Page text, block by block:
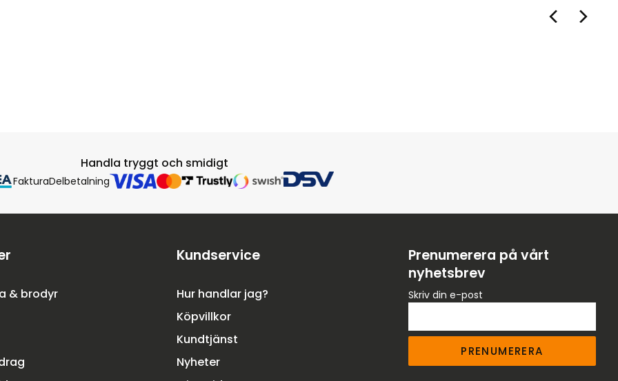
Handla tryggt och smidigt
FakturaDelbetalning
Prenumerera på vårt
nyhetsbrev
Skriv din e-post
PRENUMERERA
& brodyr
Kundservice
Hur handlar jag?
Köpvillkor
Kundtjänst
Nyheter